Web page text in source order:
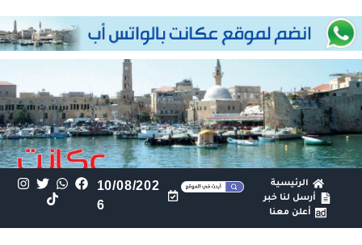
الرئيسية
أرسل لنا خبر
أعلن معنا
10/08/202
6